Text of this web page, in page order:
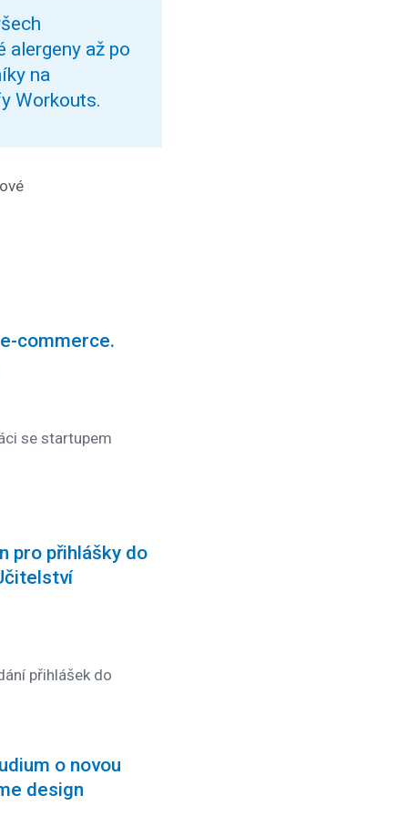
alergeny až po
na
Workouts.
commerce.
se startupem
pro přihlášky do
přihlášek do
o novou
design